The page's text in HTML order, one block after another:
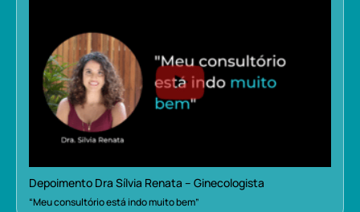
Depoimento Dra Sílvia Renata – Ginecologista
“Meu consultório está indo muito bem”